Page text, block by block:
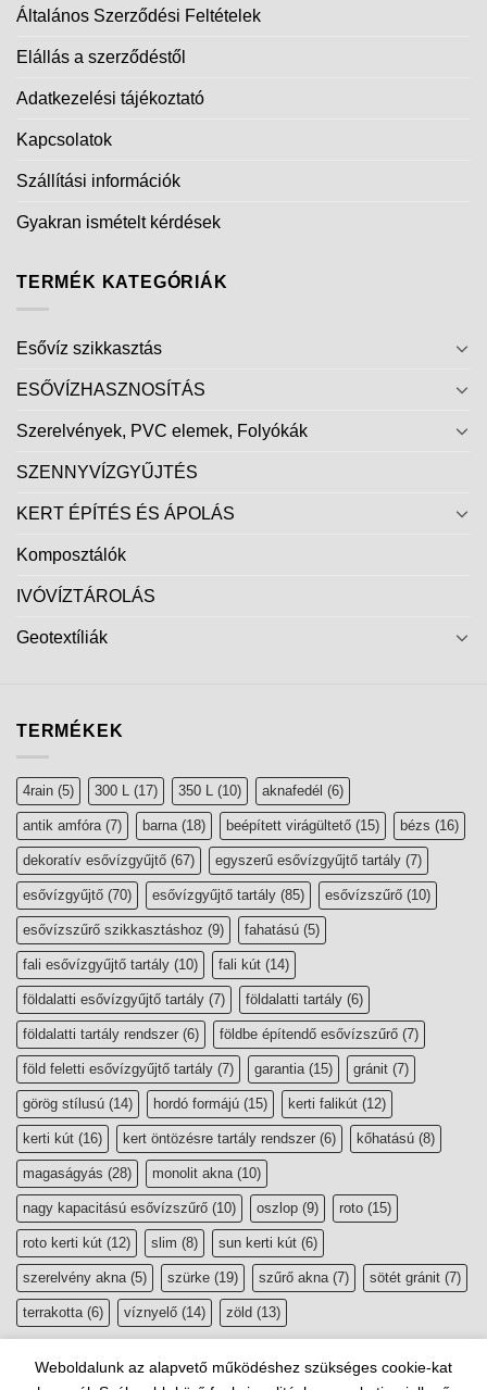
Általános Szerződési Feltételek
Elállás a szerződéstől
Adatkezelési tájékoztató
Kapcsolatok
Szállítási információk
Gyakran ismételt kérdések
TERMÉK KATEGÓRIÁK
Esővíz szikkasztás
ESŐVÍZHASZNOSÍTÁS
Szerelvények, PVC elemek, Folyókák
SZENNYVÍZGYŰJTÉS
KERT ÉPÍTÉS ÉS ÁPOLÁS
Komposztálók
IVÓVÍZTÁROLÁS
Geotextíliák
TERMÉKEK
4rain (5) 300 L (17) 350 L (10) aknafedél (6)
antik amfóra(7) barna(18) beépített virágültető (15) bézs (16)
dekoratív esővízgyűjtő (67) egyszerű esővízgyűjtő tartály (7)
esővízgyűjtő (70) esővízgyűjtő tartály (85) esővízszűrő (10)
esővízszűrő szikkasztáshoz (9) fahatású (5)
fali esővízgyűjtő tartály (10) fali kút (14)
földalatti esővízgyűjtő tartály (7) földalatti tartály (6)
földalatti tartály rendszer (6) földbe építendő esővízszűrő (7)
föld feletti esővízgyűjtő tartály (7) garantia(15) gránit (7)
görög stílusú (14) hordó formájú (15) kerti falikút (12)
kerti kút (16) kert öntözésre tartály rendszer (6) kőhatású (8)
magaságyás (28) monolit akna(10)
nagy kapacitású esővízszűrő (10) oszlop (9) roto (15)
roto kerti kút (12) slim (8) sun kerti kút (6)
szerelvény akna(5) szürke (19) szűrő akna(7) sötét gránit (7)
terrakotta(6) víznyelő (14) zöld (13)
Weboldalunk az alapvető működéshez szükséges cookie-kat